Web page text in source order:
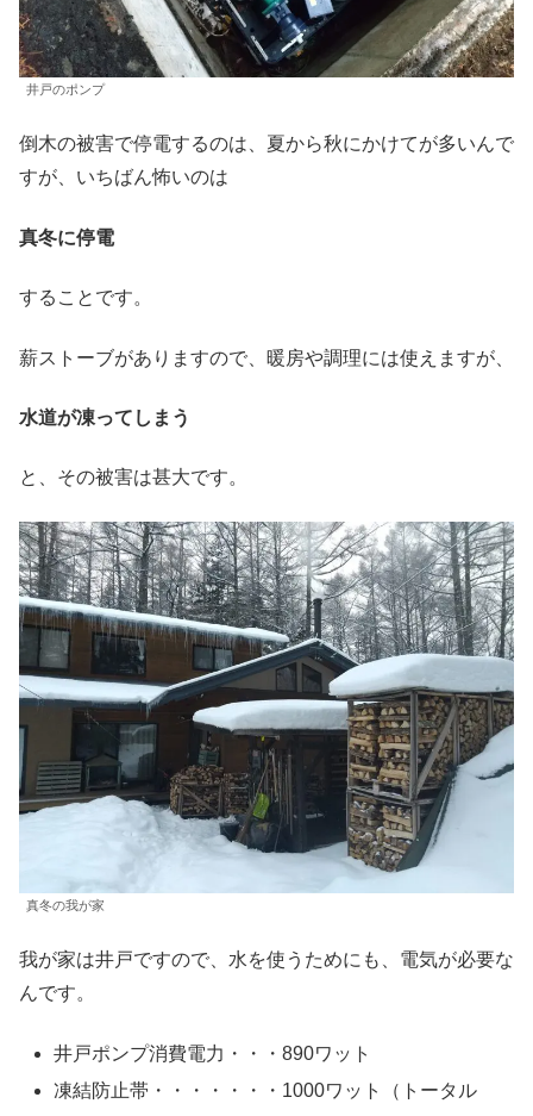
井戸のポンプ
倒木の被害で停電するのは、夏から秋にかけてが多いんで
すが、いちばん怖いのは
真冬に停電
することです。
薪ストーブがありますので、暖房や調理には使えますが、
水道が凍ってしまう
と、その被害は甚大です。
真冬の我が家
我が家は井戸ですので、水を使うためにも、電気が必要な
んです。
井戸ポンプ消費電力・・・890ワット
凍結防止帯・・・・・・・1000ワット（トータル